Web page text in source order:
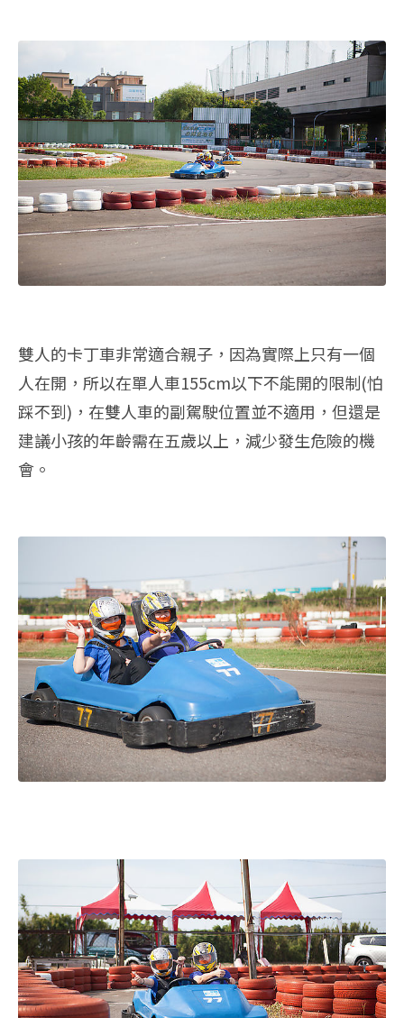
雙人的卡丁車非常適合親子，因為實際上只有一個
人在開，所以在單人車155cm以下不能開的限制(怕
踩不到)，在雙人車的副駕駛位置並不適用，但還是
建議小孩的年齡需在五歲以上，減少發生危險的機
會。